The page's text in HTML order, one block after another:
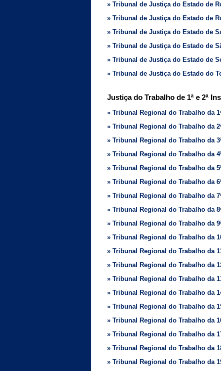
» Tribunal de Justiça do Estado de
» Tribunal de Justiça do Estado de
» Tribunal de Justiça do Estado de
» Tribunal de Justiça do Estado de
» Tribunal de Justiça do Estado de
» Tribunal de Justiça do Estado do
Justiça do Trabalho de 1ª e 2ª
» Tribunal Regional do Trabalho da
» Tribunal Regional do Trabalho da
» Tribunal Regional do Trabalho da
» Tribunal Regional do Trabalho da
» Tribunal Regional do Trabalho da
» Tribunal Regional do Trabalho da
» Tribunal Regional do Trabalho da
» Tribunal Regional do Trabalho da
» Tribunal Regional do Trabalho da
» Tribunal Regional do Trabalho da
» Tribunal Regional do Trabalho da
» Tribunal Regional do Trabalho da
» Tribunal Regional do Trabalho da
» Tribunal Regional do Trabalho da
» Tribunal Regional do Trabalho da
» Tribunal Regional do Trabalho da
» Tribunal Regional do Trabalho da
» Tribunal Regional do Trabalho da
» Tribunal Regional do Trabalho da